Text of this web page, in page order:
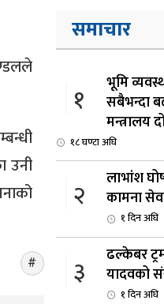
उनी
समाचार
१
भूमि
सबैभन्दा
मन्त्रालय
१८ घण्टा अघि
२
लाभांश
कामना
१ दिन अघि
३
ढल्केबर
यादवको
१ दिन अघि